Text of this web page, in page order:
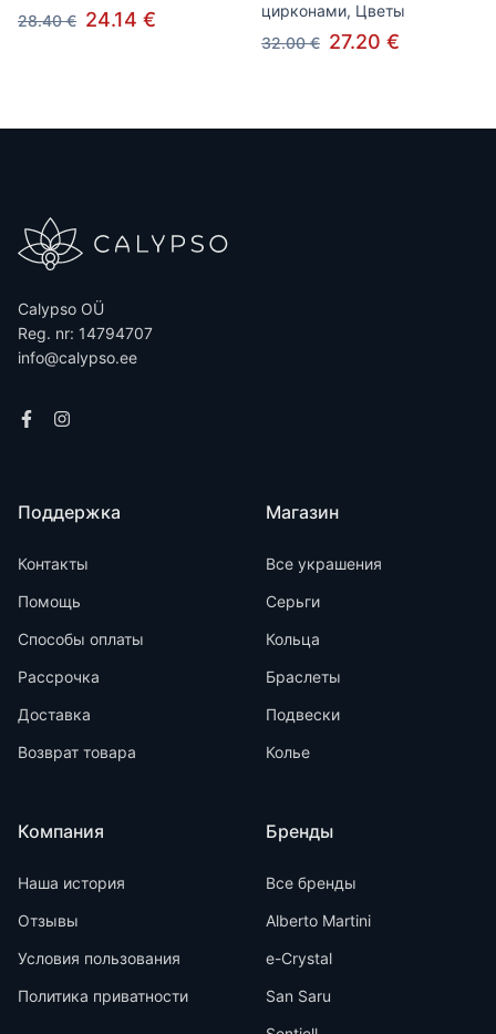
28.40 € 24.14 €
цирконами, Цветы
32.00 € 27.20 €
Calypso OÜ
Reg. nr: 14794707
info@calypso.ee
Поддержка
Контакты
Помощь
Способы оплаты
Рассрочка
Доставка
Возврат товара
Компания
Наша история
Отзывы
Условия пользования
Политика приватности
Магазин
Все украшения
Серьги
Кольца
Браслеты
Подвески
Колье
Бренды
Все бренды
Alberto Martini
e-Crystal
San Saru